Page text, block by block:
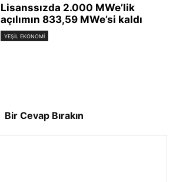
Lisanssızda 2.000 MWe’lik
açılımın 833,59 MWe’si kaldı
YEŞIL EKONOMI
Bir Cevap Bırakın